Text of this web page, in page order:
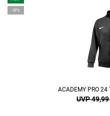
-38%
ACADEMY PRO 24
UVP